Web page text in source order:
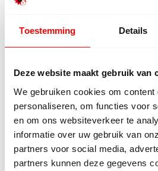
Toestemming Details
Deze website maakt gebruik van
We gebruiken cookies om content
personaliseren, om functies voor
en om ons websiteverkeer te
informatie over uw gebruik van
partners voor social media,
partners kunnen deze gegevens
De Vloeren Outlet Europa
outletprijzen door het hele land.
tegen? Scoor vandaag een
outletprijs en geniet binnen no
vloer!